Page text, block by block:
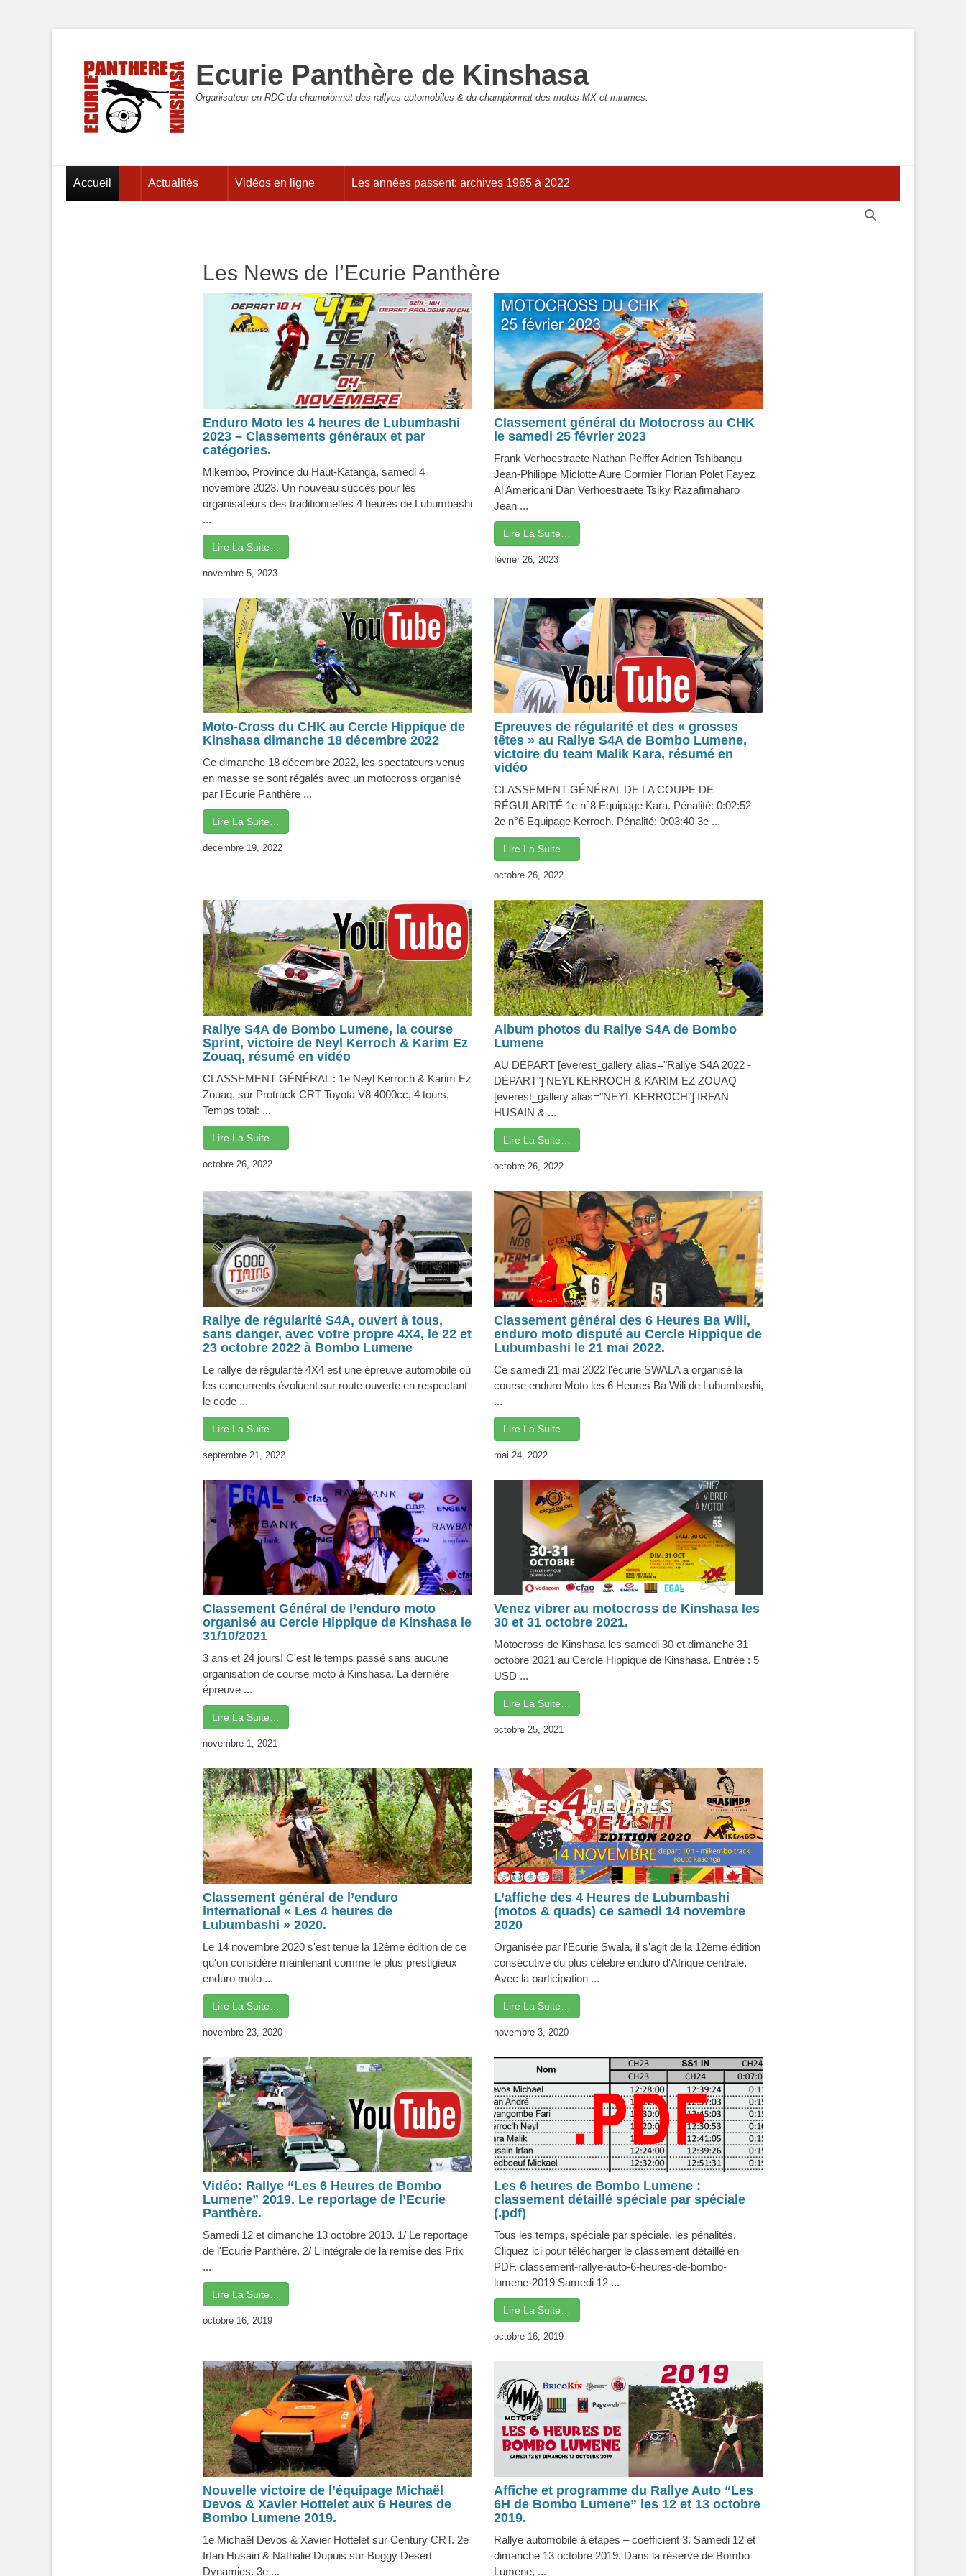
Ecurie Panthère de Kinshasa
Organisateur en RDC du championnat des rallyes automobiles & du championnat des motos MX et minimes.
Menu principal
au
contenu
Accueil Actualités Vidéos en ligne Les années passent: archives 1965 à 2022
Les News de l’Ecurie Panthère
Enduro Moto les 4 heures de Lubumbashi
2023 – Classements généraux et par
catégories.
Mikembo, Province du Haut-Katanga, samedi 4
novembre 2023. Un nouveau succès pour les
organisateurs des traditionnelles 4 heures de Lubumbashi
...
Lire La Suite…
novembre 5, 2023
Classement général du Motocross au CHK
le samedi 25 février 2023
Frank Verhoestraete Nathan Peiffer Adrien Tshibangu
Jean-Philippe Miclotte Aure Cormier Florian Polet Fayez
Al Americani Dan Verhoestraete Tsiky Razafimaharo
Jean ...
Lire La Suite…
février 26, 2023
Moto-Cross du CHK au Cercle Hippique de
Kinshasa dimanche 18 décembre 2022
Ce dimanche 18 décembre 2022, les spectateurs venus
en masse se sont régalés avec un motocross organisé
par l'Ecurie Panthère ...
Lire La Suite…
décembre 19, 2022
Epreuves de régularité et des « grosses
têtes » au Rallye S4A de Bombo Lumene,
victoire du team Malik Kara, résumé en
vidéo
CLASSEMENT GÉNÉRAL DE LA COUPE DE
RÉGULARITÉ 1e n°8 Equipage Kara. Pénalité: 0:02:52
2e n°6 Equipage Kerroch. Pénalité: 0:03:40 3e ...
Lire La Suite…
octobre 26, 2022
Rallye S4A de Bombo Lumene, la course
Sprint, victoire de Neyl Kerroch & Karim Ez
Zouaq, résumé en vidéo
CLASSEMENT GÉNÉRAL : 1e Neyl Kerroch & Karim Ez
Zouaq, sur Protruck CRT Toyota V8 4000cc, 4 tours,
Temps total: ...
Lire La Suite…
octobre 26, 2022
Album photos du Rallye S4A de Bombo
Lumene
AU DÉPART [everest_gallery alias="Rallye S4A 2022 -
DÉPART"] NEYL KERROCH & KARIM EZ ZOUAQ
[everest_gallery alias="NEYL KERROCH"] IRFAN
HUSAIN & ...
Lire La Suite…
octobre 26, 2022
Rallye de régularité S4A, ouvert à tous,
sans danger, avec votre propre 4X4, le 22 et
23 octobre 2022 à Bombo Lumene
Le rallye de régularité 4X4 est une épreuve automobile où
les concurrents évoluent sur route ouverte en respectant
le code ...
Lire La Suite…
septembre 21, 2022
Classement général des 6 Heures Ba Wili,
enduro moto disputé au Cercle Hippique de
Lubumbashi le 21 mai 2022.
Ce samedi 21 mai 2022 l'écurie SWALA a organisé la
course enduro Moto les 6 Heures Ba Wili de Lubumbashi,
...
Lire La Suite…
mai 24, 2022
Classement Général de l’enduro moto
organisé au Cercle Hippique de Kinshasa le
31/10/2021
3 ans et 24 jours! C'est le temps passé sans aucune
organisation de course moto à Kinshasa. La dernière
épreuve ...
Lire La Suite…
novembre 1, 2021
Venez vibrer au motocross de Kinshasa les
30 et 31 octobre 2021.
Motocross de Kinshasa les samedi 30 et dimanche 31
octobre 2021 au Cercle Hippique de Kinshasa. Entrée : 5
USD ...
Lire La Suite…
octobre 25, 2021
Classement général de l’enduro
international « Les 4 heures de
Lubumbashi » 2020.
Le 14 novembre 2020 s'est tenue la 12ème édition de ce
qu'on considère maintenant comme le plus prestigieux
enduro moto ...
Lire La Suite…
novembre 23, 2020
L’affiche des 4 Heures de Lubumbashi
(motos & quads) ce samedi 14 novembre
2020
Organisée par l'Ecurie Swala, il s'agit de la 12ème édition
consécutive du plus célèbre enduro d'Afrique centrale.
Avec la participation ...
Lire La Suite…
novembre 3, 2020
Vidéo: Rallye “Les 6 Heures de Bombo
Lumene” 2019. Le reportage de l’Ecurie
Panthère.
Samedi 12 et dimanche 13 octobre 2019. 1/ Le reportage
de l'Ecurie Panthère. 2/ L'intégrale de la remise des Prix
...
Lire La Suite…
octobre 16, 2019
Les 6 heures de Bombo Lumene :
classement détaillé spéciale par spéciale
(.pdf)
Tous les temps, spéciale par spéciale, les pénalités.
Cliquez ici pour télécharger le classement détaillé en
PDF. classement-rallye-auto-6-heures-de-bombo-
lumene-2019 Samedi 12 ...
Lire La Suite…
octobre 16, 2019
Nouvelle victoire de l’équipage Michaël
Devos & Xavier Hottelet aux 6 Heures de
Bombo Lumene 2019.
1e Michaël Devos & Xavier Hottelet sur Century CRT. 2e
Irfan Husain & Nathalie Dupuis sur Buggy Desert
Dynamics. 3e ...
Affiche et programme du Rallye Auto “Les
6H de Bombo Lumene” les 12 et 13 octobre
2019.
Rallye automobile à étapes – coefficient 3. Samedi 12 et
dimanche 13 octobre 2019. Dans la réserve de Bombo
Lumene, ...